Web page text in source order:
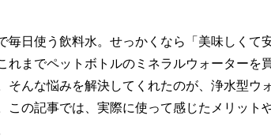
毎日使う飲料水。せっかくなら「美味しくて
れまでペットボトルのミネラルウォーターを
そんな悩みを解決してくれたのが、浄水型ウ
この記事では、実際に使って感じたメリット